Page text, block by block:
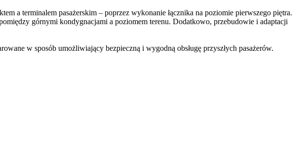
a terminalem pasażerskim – poprzez wykonanie łącznika na poziomie pierwszego piętra.
górnymi kondygnacjami a poziomem terenu. Dodatkowo, przebudowie i adaptacji
w sposób umożliwiający bezpieczną i wygodną obsługę przyszłych pasażerów.